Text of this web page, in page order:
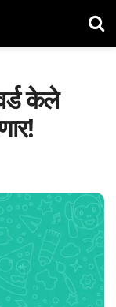
केले